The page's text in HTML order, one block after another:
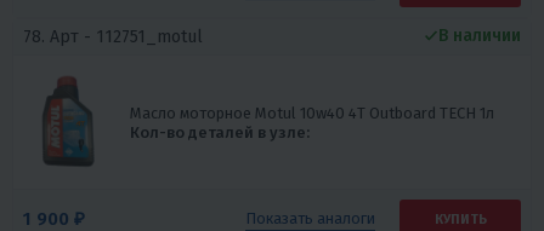
78. Арт - 112751_motul
Масло моторное Motul 10w40 4Т Outboard TECH 1л
Кол-во деталей в узле:
В наличии
1 900 ₽ Показать аналоги КУПИТЬ